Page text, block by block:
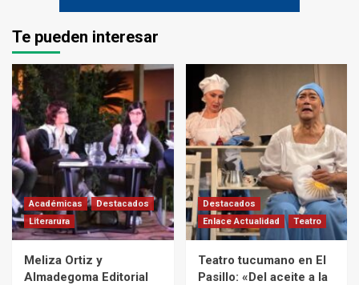
Te pueden interesar
Académicas
Destacados
Literarura
Meliza Ortiz y
Almadegoma Editorial
Destacados
Enlace Actualidad
Teatro
Teatro tucumano en El
Pasillo: «Del aceite a la